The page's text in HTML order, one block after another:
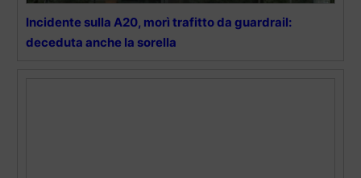
Incidente sulla A20, morì trafitto da guardrail:
deceduta anche la sorella